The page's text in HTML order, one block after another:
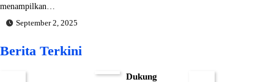
menampilkan…
September 2, 2025
Berita Terkini
Dukung